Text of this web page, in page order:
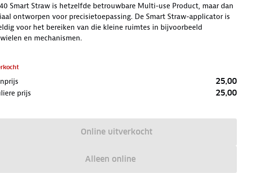
Smart Straw is hetzelfde betrouwbare Multi-use Product, maar dan
ontworpen voor precisietoepassing. De Smart Straw-applicator is
voor het bereiken van die kleine ruimtes in bijvoorbeeld
en mechanismen.
25,00
prijs 25,00
Online uitverkocht
Alleen online